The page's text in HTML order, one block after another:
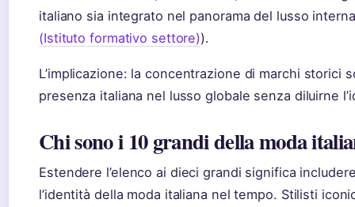
italiano sia integrato nel panorama del lusso
(Istituto formativo settore)).
L’implicazione: la concentrazione di marchi storici
presenza italiana nel lusso globale senza diluirne
Chi sono i 10 grandi della moda
Estendere l’elenco ai dieci grandi significa
l’identità della moda italiana nel tempo. Stilisti